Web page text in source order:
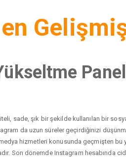
sade, şık bir şekilde kullanılan bir
da uzun süreler geçirdiğinizi
hizmetleri konusunda geçmişten
Son dönemde Instagram hesabında